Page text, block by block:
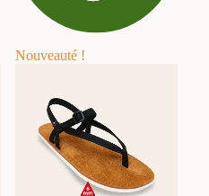
Nouveauté !